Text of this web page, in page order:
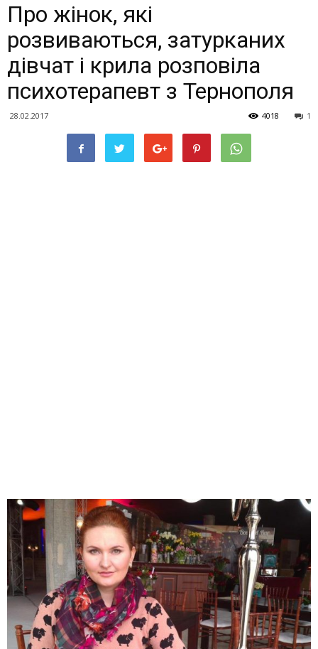
Про жінок, які
розвиваються, затурканих
дівчат і крила розповіла
психотерапевт з Тернополя
28.02.2017 1
4018